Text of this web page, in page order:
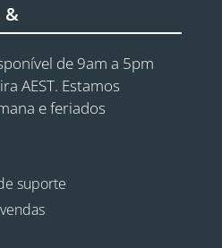
&
de 9am a 5pm
AEST. Estamos
e feriados
suporte